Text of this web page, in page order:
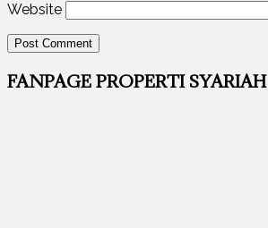
Website
FANPAGE PROPERTI SYARIAH